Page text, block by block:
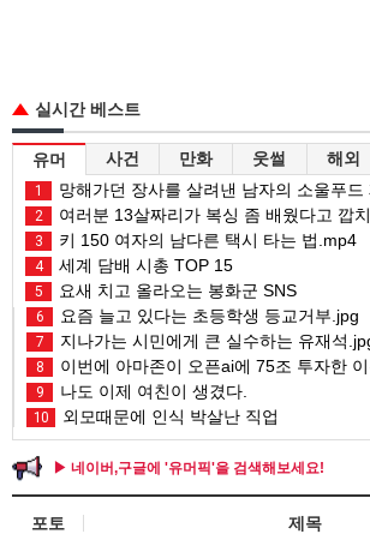
실시간 베스트
유머 사건 만화 웃썰 해외
1 망해가던 장사를 살려낸 남자의 소울푸드 제
2 여러분 13살짜리가 복싱 좀 배웠다고 깝치는
3 키 150 여자의 남다른 택시 타는 법.mp4
4 세계 담배 시총 TOP 15
5 요새 치고 올라오는 봉화군 SNS
6 요즘 늘고 있다는 초등학생 등교거부.jpg
7 지나가는 시민에게 큰 실수하는 유재석
8 이번에 아마존이 오픈ai에 75조 투자한
9 나도 이제 여친이 생겼다.
10 외모때문에 인식 박살난 직업
▶ 네이버,구글에 '유머픽'을 검색해보세요!
포토 제목